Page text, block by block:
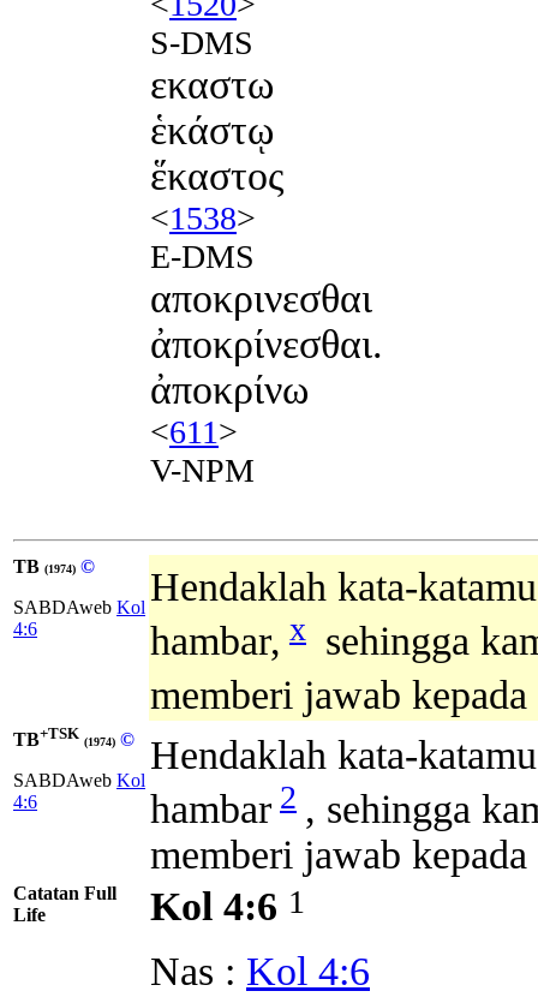
S-DMS
εκαστω
ἑκάστῳ
ἕκαστος
<1538>
E-DMS
αποκρινεσθαι
ἀποκρίνεσθαι.
ἀποκρίνω
<611>
V-NPM
TB (1974) ©
SABDAweb Kol
4:6
Hendaklah kata-
hambar, x sehingga
memberi jawab
TB+TSK (1974) ©
SABDAweb Kol
4:6
Hendaklah kata-katamu
hambar 2 , sehingga
memberi jawab
Catatan Full
Life
Kol 4:6 1
Nas : Kol 4:6